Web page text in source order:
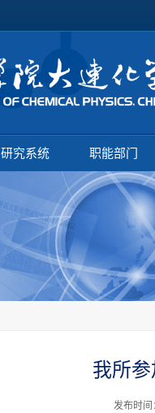
研究系统 职能部门
我所
发布时